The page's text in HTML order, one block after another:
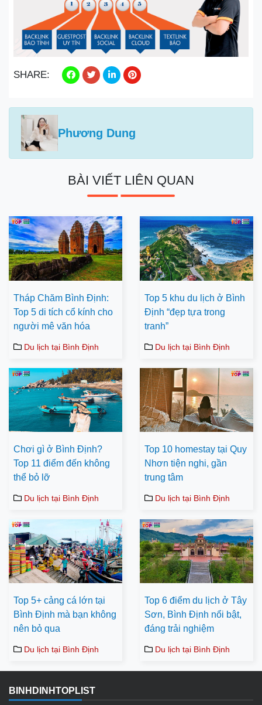
SHARE:
Phương Dung
BÀI VIẾT LIÊN QUAN
Tháp Chăm Bình Định:
Top 5 di tích cổ kính cho
người mê văn hóa
Du lịch tại Bình Định
Top 5 khu du lịch ở Bình
Định “đẹp tựa trong
tranh”
Du lịch tại Bình Định
Chơi gì ở Bình Định?
Top 11 điểm đến không
thể bỏ lỡ
Du lịch tại Bình Định
Top 10 homestay tại Quy
Nhơn tiện nghi, gần
trung tâm
Du lịch tại Bình Định
Top 5+ cảng cá lớn tại
Bình Định mà bạn không
nên bỏ qua
Du lịch tại Bình Định
Top 6 điểm du lịch ở Tây
Sơn, Bình Định nổi bật,
đáng trải nghiệm
Du lịch tại Bình Định
BINHDINHTOPLIST